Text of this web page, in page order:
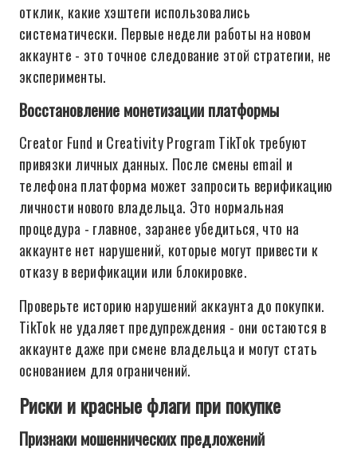
отклик, какие хэштеги использовались
систематически. Первые недели работы на новом
аккаунте - это точное следование этой стратегии, не
эксперименты.
Восстановление монетизации платформы
Creator Fund и Creativity Program TikTok требуют
привязки личных данных. После смены email и
телефона платформа может запросить верификацию
личности нового владельца. Это нормальная
процедура - главное, заранее убедиться, что на
аккаунте нет нарушений, которые могут привести к
отказу в верификации или блокировке.
Проверьте историю нарушений аккаунта до покупки.
TikTok не удаляет предупреждения - они остаются в
аккаунте даже при смене владельца и могут стать
основанием для ограничений.
Риски и красные флаги при покупке
Признаки мошеннических предложений